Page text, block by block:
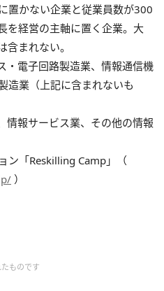
置かない企業と従業員数が300
を経営の主軸に置く企業。大
まれない。
電子回路製造業、情報通信機
造業（上記に含まれないも
報サービス業、その他の情報
ン「Reskilling Camp」（
）
ものです